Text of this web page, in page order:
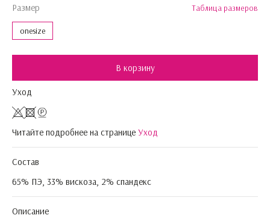
Размер Таблица размеров
onesize
В корзину
Уход
Читайте подробнее на странице Уход
Состав
65% ПЭ, 33% вискоза, 2% спандекс
Описание